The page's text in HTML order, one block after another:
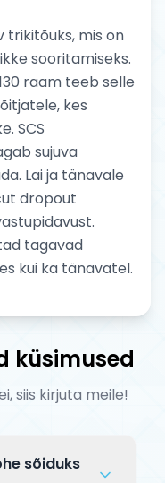
trikitõuks, mis on
sooritamiseks.
raam teeb selle
kes
SCS
sujuva
Lai ja tänavale
dropout
tagavad
kui ka tänavatel.
küsimused
siis kirjuta meile!
sõiduks